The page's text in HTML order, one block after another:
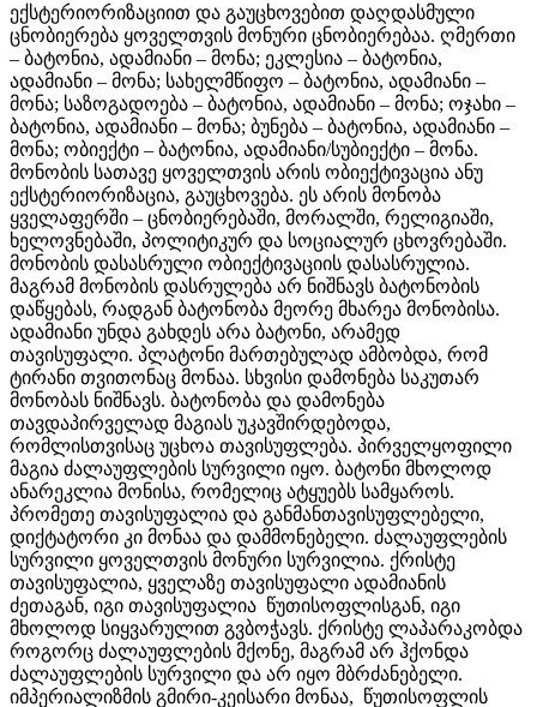
ექსტერიორიზაციით და გაუცხოვებით დაღდასმული
ცნობიერება ყოველთვის მონური ცნობიერებაა. ღმერთი
– ბატონია, ადამიანი – მონა; ეკლესია – ბატონია,
ადამიანი – მონა; სახელმწიფო – ბატონია, ადამიანი –
მონა; საზოგადოება – ბატონია, ადამიანი – მონა; ოჯახი –
ბატონია, ადამიანი – მონა; ბუნება – ბატონია, ადამიანი –
მონა; ობიექტი – ბატონია, ადამიანი/სუბიექტი – მონა.
მონობის სათავე ყოველთვის არის ობიექტივაცია ანუ
ექსტერიორიზაცია, გაუცხოვება. ეს არის მონობა
ყველაფერში – ცნობიერებაში, მორალში, რელიგიაში,
ხელოვნებაში, პოლიტიკურ და სოციალურ ცხოვრებაში.
მონობის დასასრული ობიექტივაციის დასასრულია.
მაგრამ მონობის დასრულება არ ნიშნავს ბატონობის
დაწყებას, რადგან ბატონობა მეორე მხარეა მონობისა.
ადამიანი უნდა გახდეს არა ბატონი, არამედ
თავისუფალი. პლატონი მართებულად ამბობდა, რომ
ტირანი თვითონაც მონაა. სხვისი დამონება საკუთარ
მონობას ნიშნავს. ბატონობა და დამონება
თავდაპირველად მაგიას უკავშირდებოდა,
რომლისთვისაც უცხოა თავისუფლება. პირველყოფილი
მაგია ძალაუფლების სურვილი იყო. ბატონი მხოლოდ
ანარეკლია მონისა, რომელიც ატყუებს სამყაროს.
პრომეთე თავისუფალია და განმანთავისუფლებელი,
დიქტატორი კი მონაა და დამმონებელი. ძალაუფლების
სურვილი ყოველთვის მონური სურვილია. ქრისტე
თავისუფალია, ყველაზე თავისუფალი ადამიანის
ძეთაგან, იგი თავისუფალია წუთისოფლისგან, იგი
მხოლოდ სიყვარულით გვბოჭავს. ქრისტე ლაპარაკობდა
როგორც ძალაუფლების მქონე, მაგრამ არ ჰქონდა
ძალაუფლების სურვილი და არ იყო მბრძანებელი.
იმპერიალიზმის გმირი-კეისარი მონაა, წუთისოფლის